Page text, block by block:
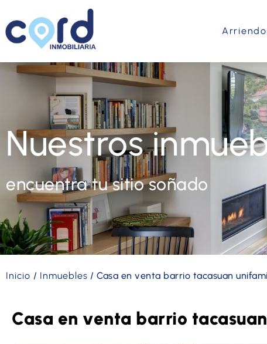
Nuestros
encuentra tu sitio soñado
Inicio / Inmuebles / Casa en venta barrio tacasuan
Casa en venta barrio